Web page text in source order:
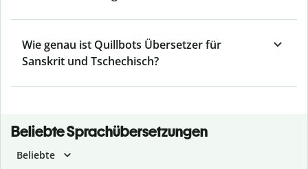
Wie genau ist Quillbots Übersetzer für
Sanskrit und Tschechisch?
Beliebte Sprachübersetzungen
Beliebte